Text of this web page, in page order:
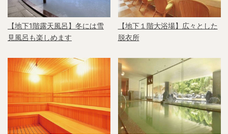
【地下1階露天風呂】冬には雪
見風呂も楽しめます
【地下１階大浴場】広々とした
脱衣所